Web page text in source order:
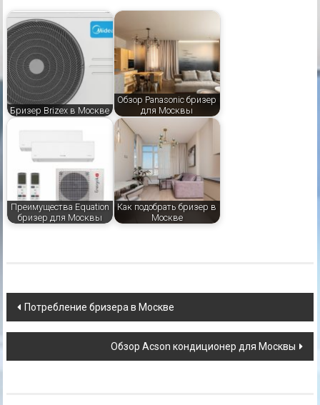
Бризер Brizex в Москве
Обзор Panasonic бризер
для Москвы
Преимущества Equation
бризер для Москвы
Как подобрать бризер в
Москве
Навигация
по
записям
Потребление бризера в Москве
Обзор Acson кондиционер для Москвы